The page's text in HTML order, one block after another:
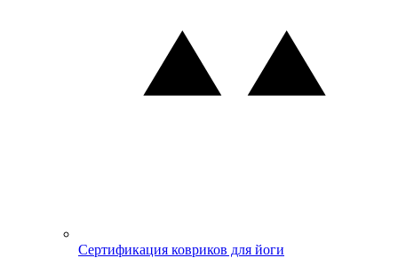
Сертификация ковриков для йоги